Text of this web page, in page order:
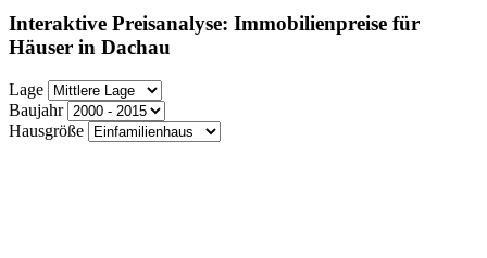
Interaktive Preisanalyse: Immobilienpreise für
Häuser in Dachau
Lage
Baujahr
Hausgröße